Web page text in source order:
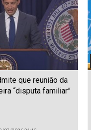
que reunião da
“disputa familiar”